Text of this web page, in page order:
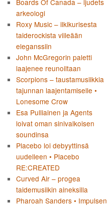
Boards Of Canada – ljudets
arkeologi
Roxy Music – ilkikurisesta
taiderockista viileään
eleganssiin
John McGregorin paletti
laajenee reunoiltaan
Scorpions – taustamusiikkia
tajunnan laajentamiselle •
Lonesome Crow
Esa Pulliainen ja Agents
loivat oman sinivalkoisen
soundinsa
Placebo loi debyyttinsä
uudelleen • Placebo
RE:CREATED
Curved Air – progea
taidemusiikin aineksilla
Pharoah Sanders • Impulsen